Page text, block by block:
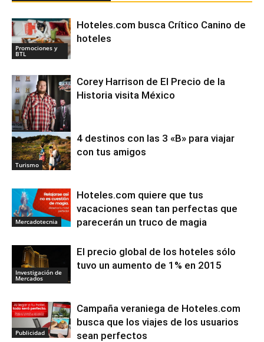
Promociones y
BTL
Hoteles.com busca Crítico Canino de
hoteles
Medios
Corey Harrison de El Precio de la
Historia visita México
Turismo
4 destinos con las 3 «B» para viajar
con tus amigos
Mercadotecnia
Hoteles.com quiere que tus
vacaciones sean tan perfectas que
parecerán un truco de magia
Investigación de
Mercados
El precio global de los hoteles sólo
tuvo un aumento de 1% en 2015
Publicidad
Campaña veraniega de Hoteles.com
busca que los viajes de los usuarios
sean perfectos